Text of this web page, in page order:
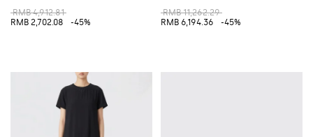
RMB 4,912.81
RMB 2,702.08
-45%
RMB 11,262.29
RMB 6,194.36
-45%